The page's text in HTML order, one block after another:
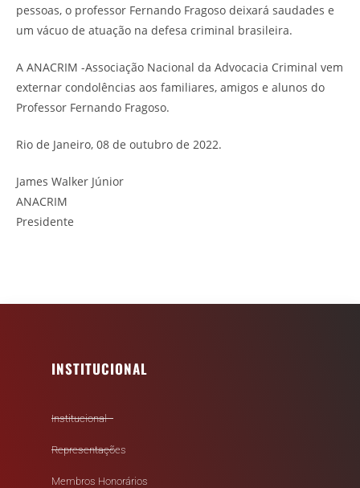
pessoas, o professor Fernando Fragoso deixará saudades e
um vácuo de atuação na defesa criminal brasileira.
A ANACRIM -Associação Nacional da Advocacia Criminal vem
externar condolências aos familiares, amigos e alunos do
Professor Fernando Fragoso.
Rio de Janeiro, 08 de outubro de 2022.
James Walker Júnior
ANACRIM
Presidente
INSTITUCIONAL
Institucional
Representações
Membros Honorários